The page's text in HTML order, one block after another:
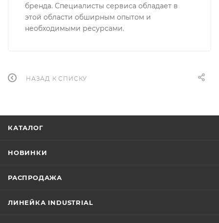
бренда. Специалисты сервиса обладает в
этой области обширным опытом и
необходимыми ресурсами.
НАЗАД К СПИСКУ
КАТАЛОГ
НОВИНКИ
РАСПРОДАЖА
ЛИНЕЙКА INDUSTRIAL